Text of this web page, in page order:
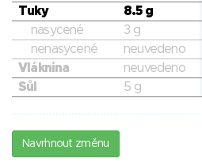
Tuky
8.5 g
nasycené
3 g
nenasycené
neuvedeno
Vláknina
neuvedeno
Sůl
5 g
Navrhnout změnu